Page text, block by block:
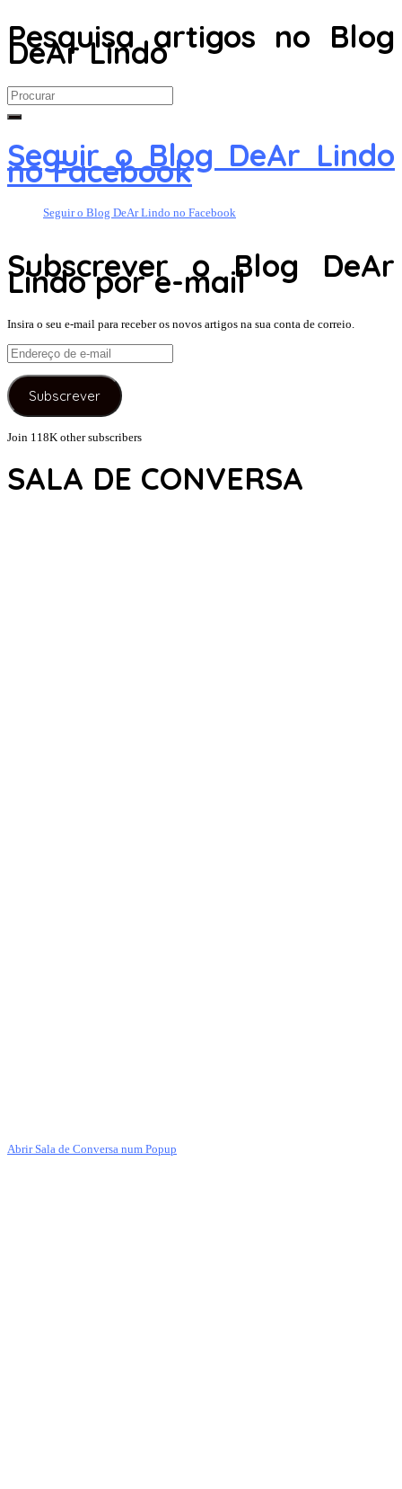
Pesquisa artigos no Blog
DeAr Lindo
Search
for:
Seguir o Blog DeAr Lindo
no Facebook
Seguir o Blog DeAr Lindo no Facebook
Subscrever o Blog DeAr
Lindo por e-mail
Insira o seu e-mail para receber os novos artigos na sua conta de correio.
Endereço
de
e-
mail
Subscrever
Join 118K other subscribers
SALA DE CONVERSA
Abrir Sala de Conversa num Popup